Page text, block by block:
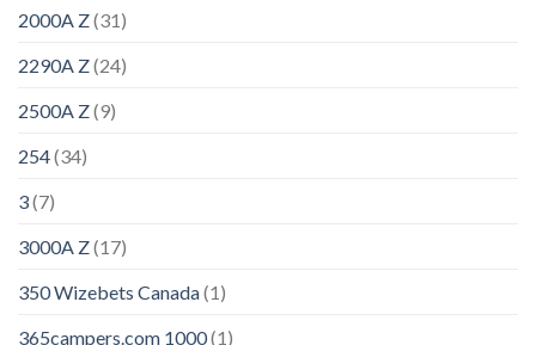
2000A Z(31)
2290A Z(24)
2500A Z(9)
254(34)
3(7)
3000A Z(17)
350 Wizebets Canada(1)
365campers.com 1000(1)